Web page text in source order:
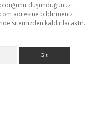
düşündüğünüz
adresine bildirmeniz
sitemizden kaldırılacaktır.